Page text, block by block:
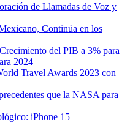
de Llamadas de Voz y
Continúa en los
del PIB a 3% para
2024
Travel Awards 2023 con
que la NASA para
iPhone 15